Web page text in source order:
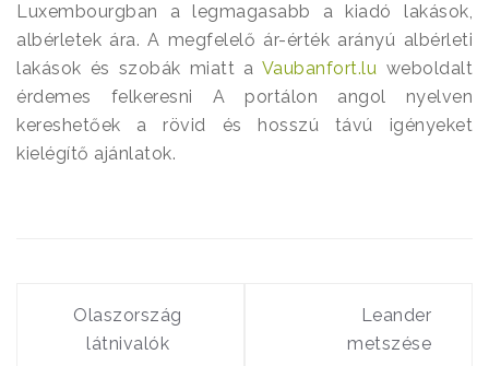
Luxembourgban a legmagasabb a kiadó lakások,
albérletek ára. A megfelelő ár-érték arányú albérleti
lakások és szobák miatt a Vaubanfort.lu weboldalt
érdemes felkeresni A portálon angol nyelven
kereshetőek a rövid és hosszú távú igényeket
kielégítő ajánlatok.
navigáció
Olaszország
látnivalók
Leander
metszése